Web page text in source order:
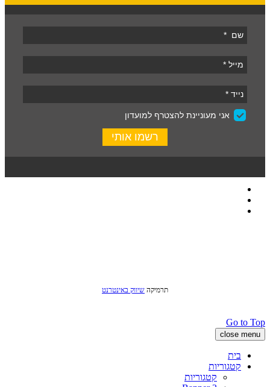
תרמיקה שיווק באינטרנט
Go to Top
close menu
בית
קטגוריות
קטגוריות